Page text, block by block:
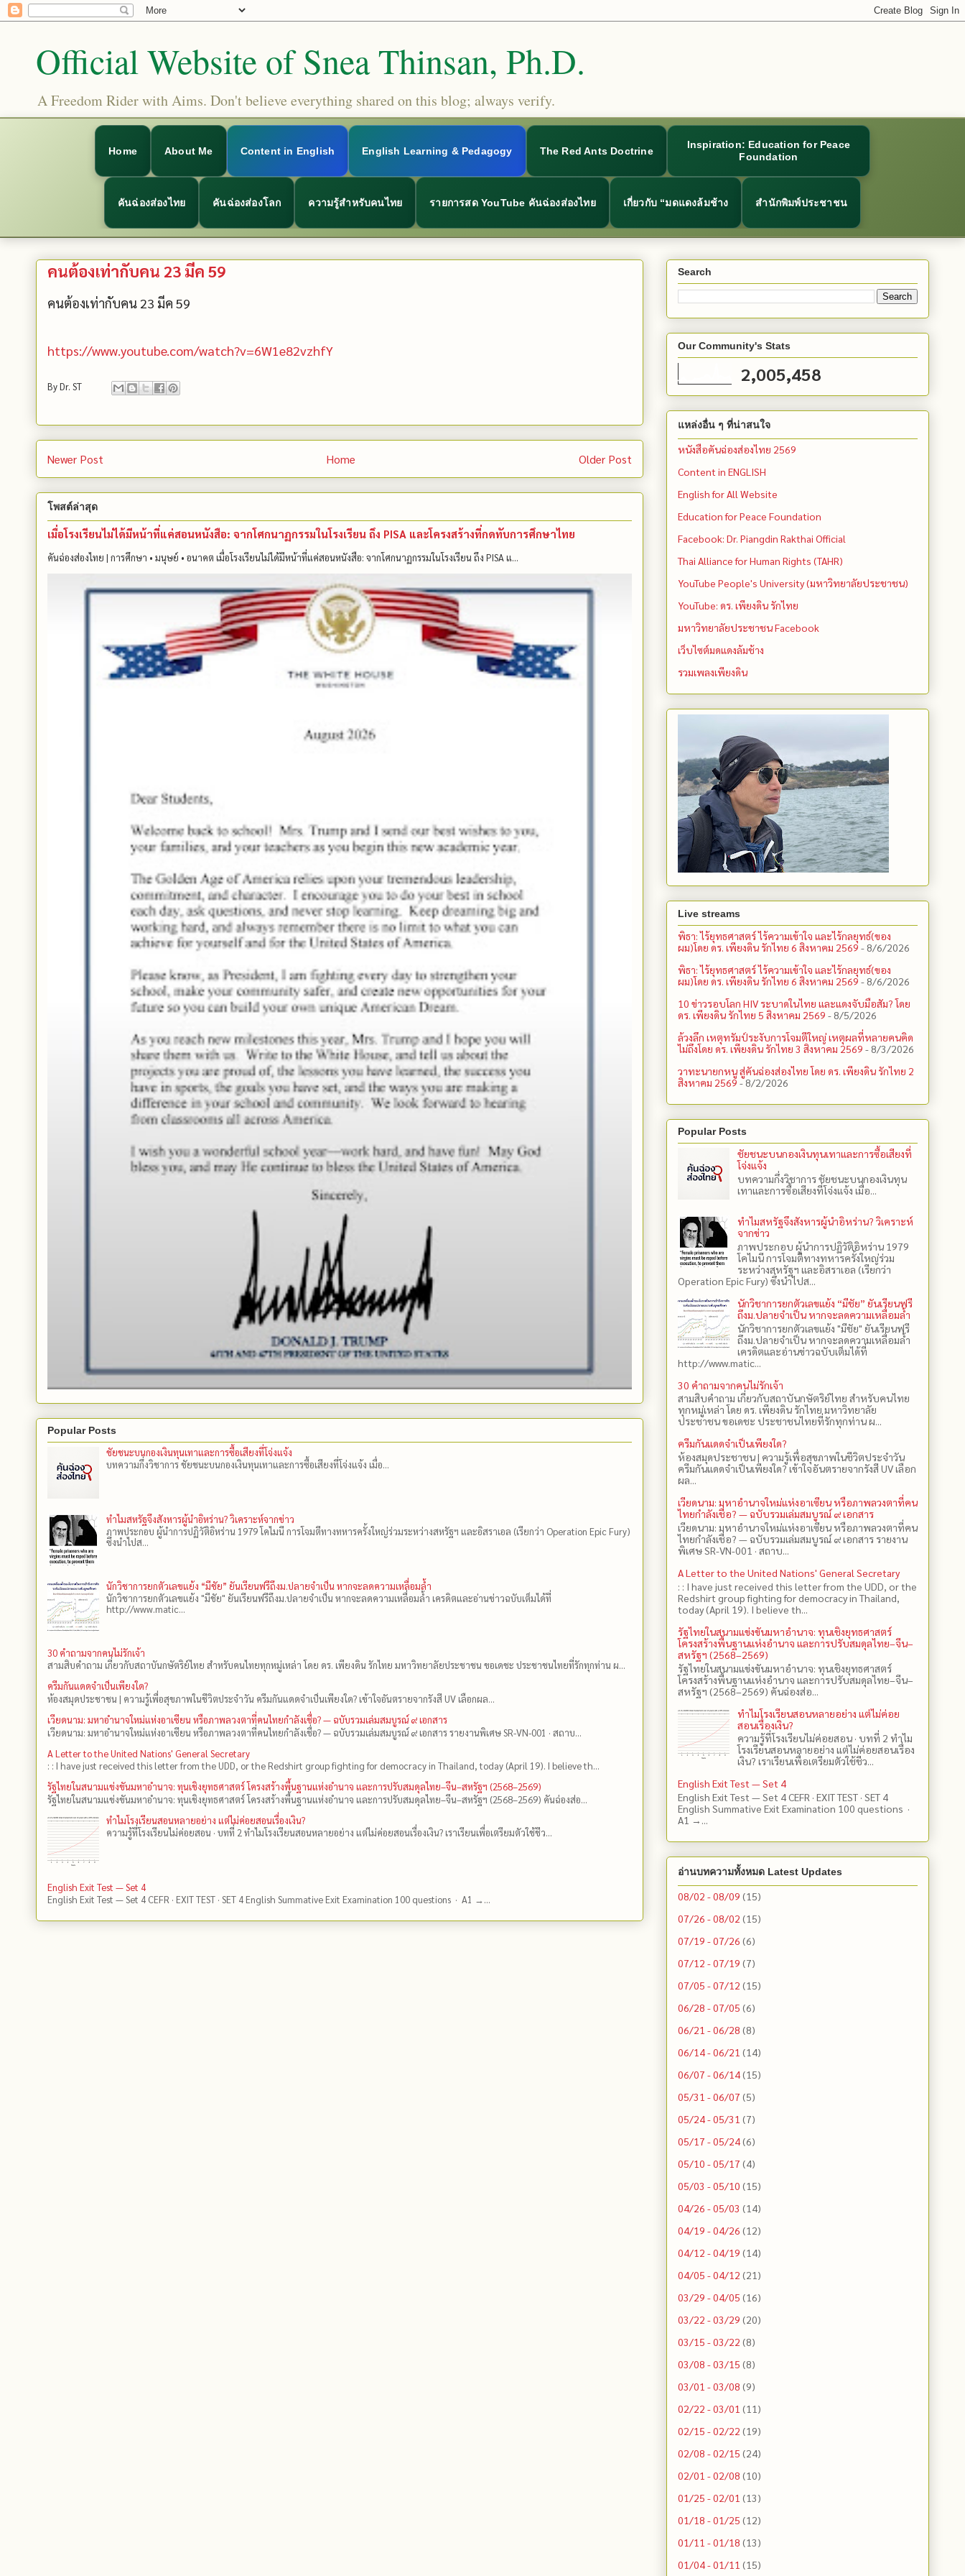
Official Website of Snea Thinsan, Ph.D.
A Freedom Rider with Aims. Don't believe everything shared on this blog; always verify.
Home About Me Content in English English Learning & Pedagogy The Red Ants Doctrine
Inspiration: Education for Peace
Foundation
คันฉ่องส่องไทย คันฉ่องส่องโลก ความรู้สำหรับคนไทย รายการสด YouTube คันฉ่องส่องไทย เกี่ยวกับ “มดแดงล้มช้าง สำนักพิมพ์ประชาชน
คนต้องเท่ากับคน 23 มีค 59
คนต้องเท่ากับคน 23 มีค 59
https://www.youtube.com/watch?v=6W1e82vzhfY
ByDr. ST
Newer Post Older Post
Home
โพสต์ล่าสุด
เมื่อโรงเรียนไม่ได้มีหน้าที่แค่สอนหนังสือ: จากโศกนาฏกรรมในโรงเรียน ถึง PISA และโครงสร้างที่กดทับการศึกษาไทย
คันฉ่องส่องไทย | การศึกษา • มนุษย์ • อนาคต เมื่อโรงเรียนไม่ได้มีหน้าที่แค่สอนหนังสือ: จากโศกนาฏกรรมในโรงเรียน ถึง PISA แ...
Popular Posts
ชัยชนะบนกองเงินทุนเทาและการซื้อเสียงที่โจ่งแจ้ง
บทความกึ่งวิชาการ ชัยชนะบนกองเงินทุนเทาและการซื้อเสียงที่โจ่งแจ้ง เมื่อ...
ทำไมสหรัฐจึงสังหารผู้นำอิหร่าน? วิเคราะห์จากข่าว
ภาพประกอบ ผู้นำการปฏิวัติอิหร่าน 1979 โคไมนี การโจมตีทางทหารครั้งใหญ่ร่วมระหว่างสหรัฐฯ และอิสราเอล (เรียกว่า Operation Epic Fury)
ซึ่งนำไปส...
นักวิชาการยกตัวเลขแย้ง “มีชัย” ยันเรียนฟรีถึงม.ปลายจำเป็น หากจะลดความเหลื่อมล้ำ
นักวิชาการยกตัวเลขแย้ง "มีชัย" ยันเรียนฟรีถึงม.ปลายจำเป็น หากจะลดความเหลื่อมล้ำ เครดิตและอ่านข่าวฉบับเต็มได้ที่
http://www.matic...
30 คำถามจากคนไม่รักเจ้า
สามสิบคำถาม เกี่ยวกับสถาบันกษัตริย์ไทย สำหรับคนไทยทุกหมู่เหล่า โดย ดร.​ เพียงดิน รักไทย มหาวิทยาลัยประชาชน ขอเดชะ ประชาชนไทยที่รักทุกท่าน ผ...
ครีมกันแดดจำเป็นเพียงใด?
ห้องสมุดประชาชน | ความรู้เพื่อสุขภาพในชีวิตประจำวัน ครีมกันแดดจำเป็นเพียงใด? เข้าใจอันตรายจากรังสี UV เลือกผล...
เวียดนาม: มหาอำนาจใหม่แห่งอาเซียน หรือภาพลวงตาที่คนไทยกำลังเชื่อ? — ฉบับรวมเล่มสมบูรณ์ ๙ เอกสาร
เวียดนาม: มหาอำนาจใหม่แห่งอาเซียน หรือภาพลวงตาที่คนไทยกำลังเชื่อ? — ฉบับรวมเล่มสมบูรณ์ ๙ เอกสาร รายงานพิเศษ SR-VN-001 · สถาบ...
A Letter to the United Nations' General Secretary
: : I have just received this letter from the UDD, or the Redshirt group fighting for democracy in Thailand, today (April 19). I believe th...
รัฐไทยในสนามแข่งขันมหาอำนาจ: ทุนเชิงยุทธศาสตร์ โครงสร้างพื้นฐานแห่งอำนาจ และการปรับสมดุลไทย–จีน–สหรัฐฯ (2568–2569)
รัฐไทยในสนามแข่งขันมหาอำนาจ: ทุนเชิงยุทธศาสตร์ โครงสร้างพื้นฐานแห่งอำนาจ และการปรับสมดุลไทย–จีน–สหรัฐฯ (2568–2569) คันฉ่องส่อ...
ทำไมโรงเรียนสอนหลายอย่าง แต่ไม่ค่อยสอนเรื่องเงิน?
ความรู้ที่โรงเรียนไม่ค่อยสอน · บทที่ 2 ทำไมโรงเรียนสอนหลายอย่าง แต่ไม่ค่อยสอนเรื่องเงิน? เราเรียนเพื่อเตรียมตัวใช้ชีว...
English Exit Test — Set 4
English Exit Test — Set 4 CEFR · EXIT TEST · SET 4 English Summative Exit Examination 100 questions · A1 →...
Search
Our Community's Stats
2,005,458
แหล่งอื่น ๆ ที่น่าสนใจ
หนังสือคันฉ่องส่องไทย 2569
Content in ENGLISH
English for All Website
Education for Peace Foundation
Facebook: Dr. Piangdin Rakthai Official
Thai Alliance for Human Rights (TAHR)
YouTube People's University (มหาวิทยาลัยประชาชน)
YouTube: ดร. เพียงดิน รักไทย
มหาวิทยาลัยประชาชน Facebook
เว็บไซต์มดแดงล้มช้าง
รวมเพลงเพียงดิน
Live streams
พิธา: ไร้ยุทธศาสตร์ ไร้ความเข้าใจ และไร้กลยุทธ์(ของ
ผม)โดย ดร. เพียงดิน รักไทย 6 สิงหาคม 2569 - 8/6/2026
พิธา: ไร้ยุทธศาสตร์ ไร้ความเข้าใจ และไร้กลยุทธ์(ของ
ผม)โดย ดร. เพียงดิน รักไทย 6 สิงหาคม 2569 - 8/6/2026
10 ข่าวรอบโลก HIV ระบาดในไทย และแดงจับมือสัม? โดย
ดร. เพียงดิน รักไทย 5 สิงหาคม 2569 - 8/5/2026
ล้วงลึก เหตุทรัมป์ระงับการโจมตีใหญ่ เหตุผลที่หลายคนคิด
ไม่ถึงโดย ดร. เพียงดิน รักไทย 3 สิงหาคม 2569 - 8/3/2026
วาทะนายกหนู สู่คันฉ่องส่องไทย โดย ดร. เพียงดิน รักไทย 2
สิงหาคม 2569 - 8/2/2026
Popular Posts
ชัยชนะบนกองเงินทุนเทาและการซื้อเสียงที่
โจ่งแจ้ง
บทความกึ่งวิชาการ ชัยชนะบนกองเงินทุน
เทาและการซื้อเสียงที่โจ่งแจ้ง เมื่อ...
ทำไมสหรัฐจึงสังหารผู้นำอิหร่าน? วิเคราะห์
จากข่าว
ภาพประกอบ ผู้นำการปฏิวัติอิหร่าน 1979
โคไมนี การโจมตีทางทหารครั้งใหญ่ร่วม
ระหว่างสหรัฐฯ และอิสราเอล (เรียกว่า
Operation Epic Fury) ซึ่งนำไปส...
นักวิชาการยกตัวเลขแย้ง “มีชัย” ยันเรียนฟรี
ถึงม.ปลายจำเป็น หากจะลดความเหลื่อมล้ำ
นักวิชาการยกตัวเลขแย้ง "มีชัย" ยันเรียนฟรี
ถึงม.ปลายจำเป็น หากจะลดความเหลื่อมล้ำ
เครดิตและอ่านข่าวฉบับเต็มได้ที่
http://www.matic...
30 คำถามจากคนไม่รักเจ้า
สามสิบคำถาม เกี่ยวกับสถาบันกษัตริย์ไทย สำหรับคนไทย
ทุกหมู่เหล่า โดย ดร.​ เพียงดิน รักไทย มหาวิทยาลัย
ประชาชน ขอเดชะ ประชาชนไทยที่รักทุกท่าน ผ...
ครีมกันแดดจำเป็นเพียงใด?
ห้องสมุดประชาชน | ความรู้เพื่อสุขภาพในชีวิตประจำวัน
ครีมกันแดดจำเป็นเพียงใด? เข้าใจอันตรายจากรังสี UV เลือก
ผล...
เวียดนาม: มหาอำนาจใหม่แห่งอาเซียน หรือภาพลวงตาที่คน
ไทยกำลังเชื่อ? — ฉบับรวมเล่มสมบูรณ์ ๙ เอกสาร
เวียดนาม: มหาอำนาจใหม่แห่งอาเซียน หรือภาพลวงตาที่คน
ไทยกำลังเชื่อ? — ฉบับรวมเล่มสมบูรณ์ ๙ เอกสาร รายงาน
พิเศษ SR-VN-001 · สถาบ...
A Letter to the United Nations' General Secretary
: : I have just received this letter from the UDD, or the
Redshirt group fighting for democracy in Thailand,
today (April 19). I believe th...
รัฐไทยในสนามแข่งขันมหาอำนาจ: ทุนเชิงยุทธศาสตร์
โครงสร้างพื้นฐานแห่งอำนาจ และการปรับสมดุลไทย–จีน–
สหรัฐฯ (2568–2569)
รัฐไทยในสนามแข่งขันมหาอำนาจ: ทุนเชิงยุทธศาสตร์
โครงสร้างพื้นฐานแห่งอำนาจ และการปรับสมดุลไทย–จีน–
สหรัฐฯ (2568–2569) คันฉ่องส่อ...
ทำไมโรงเรียนสอนหลายอย่าง แต่ไม่ค่อย
สอนเรื่องเงิน?
ความรู้ที่โรงเรียนไม่ค่อยสอน · บทที่ 2 ทำไม
โรงเรียนสอนหลายอย่าง แต่ไม่ค่อยสอนเรื่อง
เงิน? เราเรียนเพื่อเตรียมตัวใช้ชีว...
English Exit Test — Set 4
English Exit Test — Set 4 CEFR · EXIT TEST · SET 4
English Summative Exit Examination 100 questions ·
A1 →...
อ่านบทความทั้งหมด Latest Updates
08/02 - 08/09 (15)
07/26 - 08/02 (15)
07/19 - 07/26 (6)
07/12 - 07/19 (7)
07/05 - 07/12 (15)
06/28 - 07/05 (6)
06/21 - 06/28 (8)
06/14 - 06/21 (14)
06/07 - 06/14(15)
05/31 - 06/07 (5)
05/24 - 05/31 (7)
05/17 - 05/24(6)
05/10 - 05/17 (4)
05/03 - 05/10 (15)
04/26 - 05/03 (14)
04/19 - 04/26 (12)
04/12 - 04/19 (14)
04/05 - 04/12 (21)
03/29 - 04/05 (16)
03/22 - 03/29 (20)
03/15 - 03/22 (8)
03/08 - 03/15 (8)
03/01 - 03/08 (9)
02/22 - 03/01 (11)
02/15 - 02/22 (19)
02/08 - 02/15 (24)
02/01 - 02/08 (10)
01/25 - 02/01 (13)
01/18 - 01/25 (12)
01/11 - 01/18 (13)
01/04 - 01/11 (15)